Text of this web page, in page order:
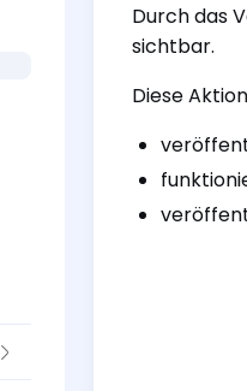
Durch das
sichtbar.
Diese